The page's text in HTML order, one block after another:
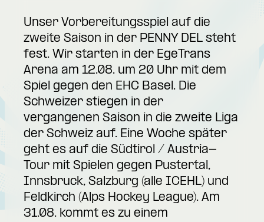
Unser Vorbereitungsspiel auf die
zweite Saison in der PENNY DEL steht
fest. Wir starten in der EgeTrans
Arena am 12.08. um 20 Uhr mit dem
Spiel gegen den EHC Basel. Die
Schweizer stiegen in der
vergangenen Saison in die zweite Liga
der Schweiz auf. Eine Woche später
geht es auf die Südtirol / Austria-
Tour mit Spielen gegen Pustertal,
Innsbruck, Salzburg (alle ICEHL) und
Feldkirch (Alps Hockey League). Am
31.08. kommt es zu einem